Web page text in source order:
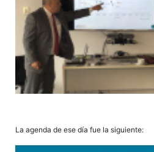
La agenda de ese día fue la siguiente: